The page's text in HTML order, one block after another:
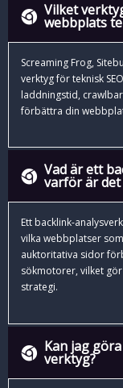
Vilket
webbplats
Screaming Frog,
verktyg för teknisk
laddningstid,
förbättra din
Vad är ett
varför är
Ett backlink-
vilka webbplatser
auktoritativa sidor
sökmotorer, vilket gör
strategi.
Kan jag
verktyg?